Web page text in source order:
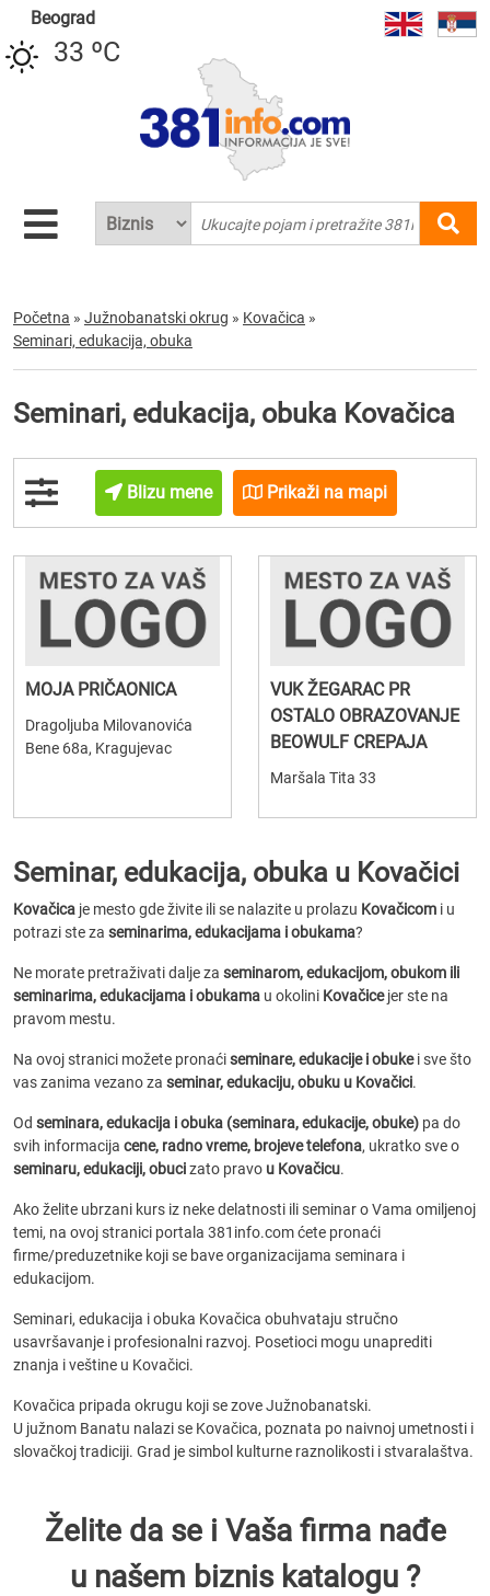
Beograd
33 ºC
Početna » Južnobanatski okrug » Kovačica »
Seminari, edukacija, obuka
Seminari, edukacija, obuka Kovačica
Blizu mene Prikaži na mapi
MOJA PRIČAONICA
Dragoljuba Milovanovića
Bene 68a, Kragujevac
VUK ŽEGARAC PR
OSTALO OBRAZOVANJE
BEOWULF CREPAJA
Maršala Tita 33
Seminar, edukacija, obuka u Kovačici
Kovačica je mesto gde živite ili se nalazite u prolazu Kovačicom i u
potrazi ste za seminarima, edukacijama i obukama?
Ne morate pretraživati dalje za seminarom, edukacijom, obukom ili
seminarima, edukacijama i obukama u okolini Kovačicejer ste na
pravom mestu.
Na ovoj stranici možete pronaćiseminare, edukacije i obukei sve što
vas zanima vezano za seminar, edukaciju, obuku u Kovačici.
Od seminara, edukacija i obuka (seminara, edukacije, obuke) pa do
svih informacija cene, radno vreme, brojeve telefona, ukratko sve o
seminaru, edukaciji, obucizato pravo u Kovačicu.
Ako želite ubrzani kurs iz neke delatnosti ili seminar o Vama omiljenoj
temi, na ovoj stranici portala 381info.com ćete pronaći
firme/preduzetnike koji se bave organizacijama seminara i
edukacijom.
Seminari, edukacija i obuka Kovačica obuhvataju stručno
usavršavanje i profesionalni razvoj. Posetioci mogu unaprediti
znanja i veštine u Kovačici.
Kovačica pripada okrugu koji se zove Južnobanatski.
U južnom Banatu nalazi se Kovačica, poznata po naivnoj umetnosti i
slovačkoj tradiciji. Grad je simbol kulturne raznolikosti i stvaralaštva.
Želite da se i Vaša firma nađe
u našem biznis katalogu ?